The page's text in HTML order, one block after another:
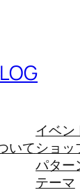
いて
イベン
ショッ
パター
テーマ